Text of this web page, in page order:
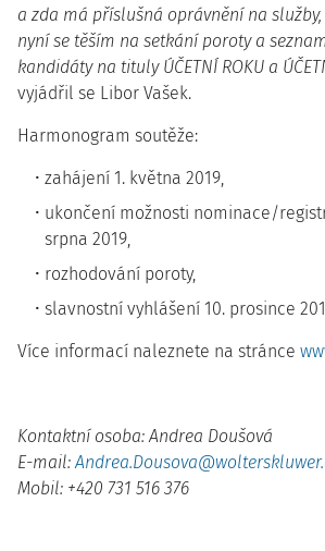
a zda má příslušná oprávnění na služby,
nyní se těším na setkání poroty a
kandidáty na tituly ÚČETNÍ ROKU a
vyjádřil se Libor Vašek.
Harmonogram soutěže:
zahájení 1. května 2019,
ukončení možnosti nominace/
srpna 2019,
rozhodování poroty,
slavnostní vyhlášení 10. prosince
Více informací naleznete na stránce
Kontaktní osoba: Andrea Doušová
E-mail:
Mobil: +420 731 516 376